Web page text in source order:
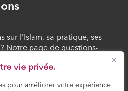
vie privée.
pour améliorer votre expérience
sur l’Islam, sa pratique, ses
Notre page de questions-
réponses claires et accessibles
curieux.